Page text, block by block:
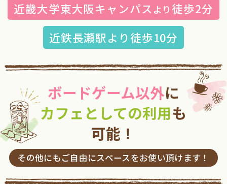
近畿大学東大阪キャンパス より 徒歩2分
近鉄長瀬駅より徒歩10分
ボードゲーム以外に
カフェとしての利用も
可能！
その他にもご自由にスペースをお使い頂けます！